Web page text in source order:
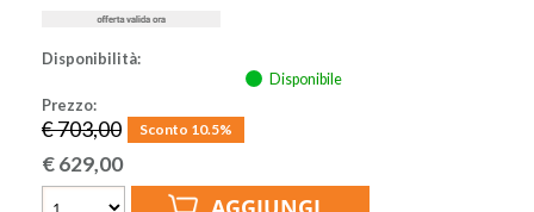
Disponibilità:
Disponibile
Prezzo:
€ 703,00 Sconto 10.5%
€629,00